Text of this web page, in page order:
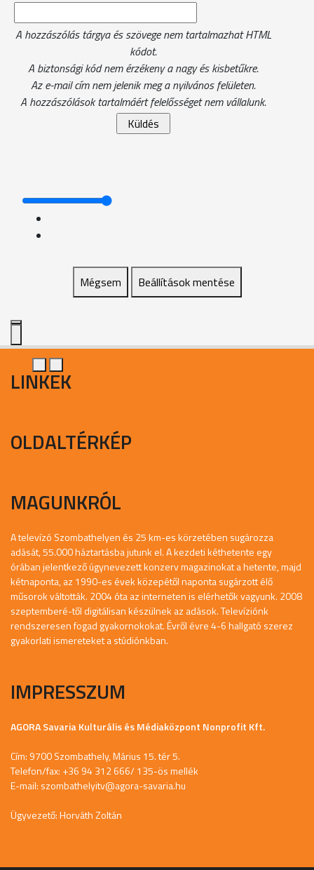
A hozzászólás tárgya és szövege nem tartalmazhat HTML
kódot.
A biztonsági kód nem érzékeny a nagy és kisbetűkre.
Az e-mail cím nem jelenik meg a nyilvános felületen.
A hozzászólások tartalmáért felelősséget nem vállalunk.
Mégsem Beállítások mentése
LINKEK
OLDALTÉRKÉP
MAGUNKRÓL
A televízó Szombathelyen és 25 km-es körzetében sugározza
adását, 55.000 háztartásba jutunk el. A kezdeti kéthetente egy
órában jelentkező úgynevezett konzerv magazinokat a hetente, majd
kétnaponta, az 1990-es évek közepétől naponta sugárzott élő
műsorok váltották. 2004 óta az interneten is elérhetők vagyunk. 2008
szeptemberé-től digitálisan készülnek az adások. Televíziónk
rendszeresen fogad gyakornokokat. Évről évre 4-6 hallgató szerez
gyakorlati ismereteket a stúdiónkban.
IMPRESSZUM
AGORA Savaria Kulturális és Médiaközpont Nonprofit Kft.
Cím: 9700 Szombathely, Márius 15. tér 5.
Telefon/fax: +36 94 312 666/ 135-ös mellék
E-mail: szombathelyitv@agora-savaria.hu
Ügyvezető: Horváth Zoltán